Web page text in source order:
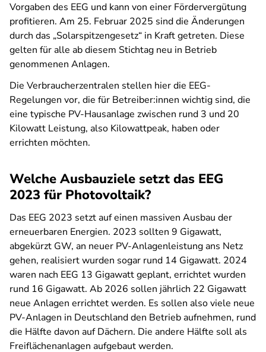
Vorgaben des EEG und kann von einer Fördervergütung
profitieren. Am 25. Februar 2025 sind die Änderungen
durch das „Solarspitzengesetz“ in Kraft getreten. Diese
gelten für alle ab diesem Stichtag neu in Betrieb
genommenen Anlagen.
Die Verbraucherzentralen stellen hier die EEG-
Regelungen vor, die für Betreiber:innen wichtig sind, die
eine typische PV-Hausanlage zwischen rund 3 und 20
Kilowatt Leistung, also Kilowattpeak, haben oder
errichten möchten.
Welche Ausbauziele setzt das EEG
2023 für Photovoltaik?
Das EEG 2023 setzt auf einen massiven Ausbau der
erneuerbaren Energien. 2023 sollten 9 Gigawatt,
abgekürzt GW, an neuer PV-Anlagenleistung ans Netz
gehen, realisiert wurden sogar rund 14 Gigawatt. 2024
waren nach EEG 13 Gigawatt geplant, errichtet wurden
rund 16 Gigawatt. Ab 2026 sollen jährlich 22 Gigawatt
neue Anlagen errichtet werden. Es sollen also viele neue
PV-Anlagen in Deutschland den Betrieb aufnehmen, rund
die Hälfte davon auf Dächern. Die andere Hälfte soll als
Freiflächenanlagen aufgebaut werden.